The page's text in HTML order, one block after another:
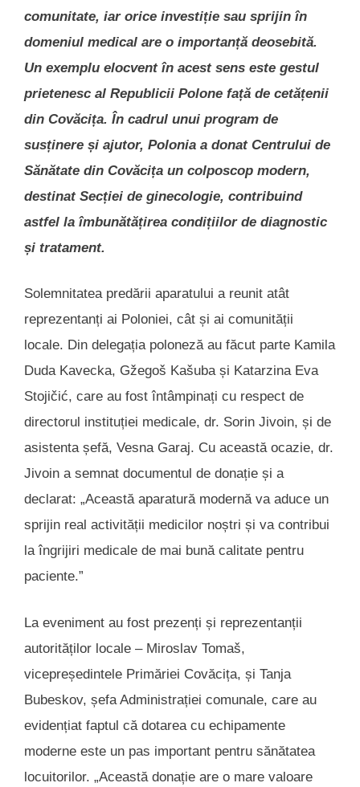
comunitate, iar orice investiție sau sprijin în
domeniul medical are o importanță deosebită.
Un exemplu elocvent în acest sens este gestul
prietenesc al Republicii Polone față de cetățenii
din Covăcița. În cadrul unui program de
susținere și ajutor, Polonia a donat Centrului de
Sănătate din Covăcița un colposcop modern,
destinat Secției de ginecologie, contribuind
astfel la îmbunătățirea condițiilor de diagnostic
și tratament.
Solemnitatea predării aparatului a reunit atât
reprezentanți ai Poloniei, cât și ai comunității
locale. Din delegația poloneză au făcut parte Kamila
Duda Kavecka, Gžegoš Kašuba și Katarzina Eva
Stojičić, care au fost întâmpinați cu respect de
directorul instituției medicale, dr. Sorin Jivoin, și de
asistenta șefă, Vesna Garaj. Cu această ocazie, dr.
Jivoin a semnat documentul de donație și a
declarat: „Această aparatură modernă va aduce un
sprijin real activității medicilor noștri și va contribui
la îngrijiri medicale de mai bună calitate pentru
paciente.”
La eveniment au fost prezenți și reprezentanții
autorităților locale – Miroslav Tomaš,
vicepreședintele Primăriei Covăcița, și Tanja
Bubeskov, șefa Administrației comunale, care au
evidențiat faptul că dotarea cu echipamente
moderne este un pas important pentru sănătatea
locuitorilor. „Această donație are o mare valoare